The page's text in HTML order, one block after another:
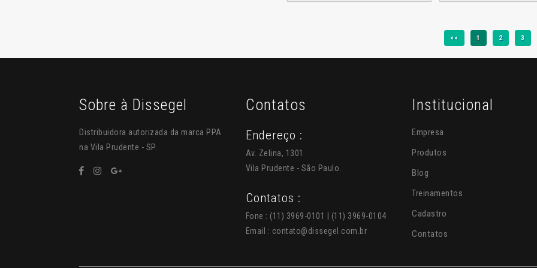
<< 1 2 3
Sobre à Dissegel
Distribuidora autorizada da marca PPA
na Vila Prudente - SP.
Contatos
Endereço :
Av. Zelina, 1301
Vila Prudente - São Paulo.
Contatos :
Fone : (11) 3969-0101 | (11) 3969-0104
Email : contato@dissegel.com.br
Institucional
Empresa
Produtos
Blog
Treinamentos
Cadastro
Contatos